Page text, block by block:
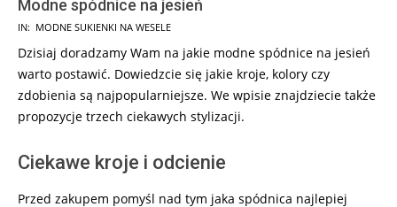
Modne spódnice na jesień
2024-
05-
29
IN: MODNE SUKIENKI NA WESELE
Dzisiaj doradzamy Wam na jakie modne spódnice na jesień
warto postawić. Dowiedzcie się jakie kroje, kolory czy
zdobienia są najpopularniejsze. We wpisie znajdziecie także
propozycje trzech ciekawych stylizacji.
Ciekawe kroje i odcienie
Przed zakupem pomyśl nad tym jaka spódnica najlepiej